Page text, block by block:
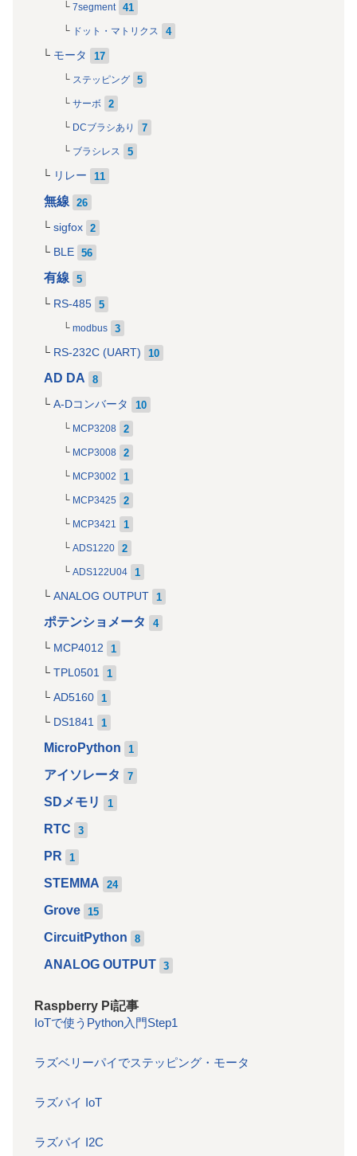
7segment 41
ドット・マトリクス 4
モータ 17
ステッピング 5
サーボ 2
DCブラシあり 7
ブラシレス 5
リレー 11
無線 26
sigfox 2
BLE 56
有線 5
RS-485 5
modbus 3
RS-232C (UART) 10
AD DA 8
A-Dコンバータ 10
MCP3208 2
MCP3008 2
MCP3002 1
MCP3425 2
MCP3421 1
ADS1220 2
ADS122U04 1
ANALOG OUTPUT 1
ポテンショメータ 4
MCP4012 1
TPL0501 1
AD5160 1
DS1841 1
MicroPython 1
アイソレータ 7
SDメモリ 1
RTC 3
PR 1
STEMMA 24
Grove 15
CircuitPython 8
ANALOG OUTPUT 3
Raspberry Pi記事
IoTで使うPython入門Step1
ラズベリーパイでステッピング・モータ
ラズパイ IoT
ラズパイ I2C